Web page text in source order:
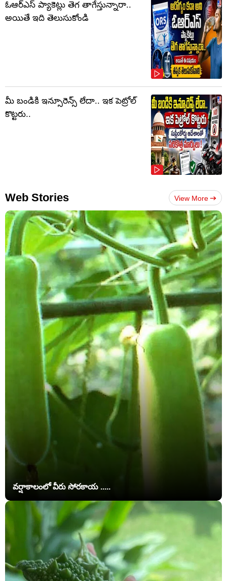
ఓఆర్‌ఎస్‌ ప్యాకెట్లు తెగ తాగేస్తున్నారా..
అయితే ఇది తెలుసుకోండి
మీ బండికి ఇన్సూరెన్స్ లేదా.. ఇక పెట్రోల్
కొట్టరు..
Web Stories View More
వర్షాకాలంలో వీరు సోరకాయ .....